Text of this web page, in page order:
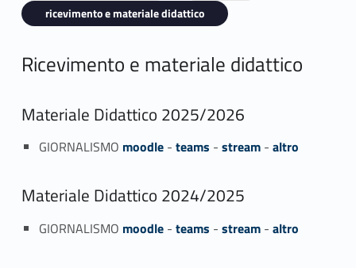
ricevimento e materiale didattico
Ricevimento e materiale didattico
Materiale Didattico 2025/2026
GIORNALISMO moodle- teams - stream- altro
Materiale Didattico 2024/2025
GIORNALISMO moodle- teams - stream- altro